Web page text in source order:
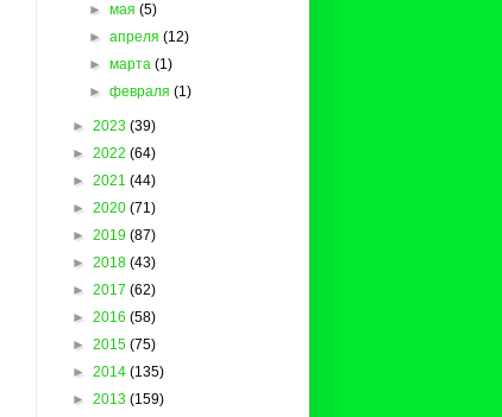
►мая(5)
►апреля(12)
►марта(1)
►февраля(1)
► 2023 (39)
► 2022 (64)
► 2021 (44)
► 2020 (71)
► 2019 (87)
► 2018 (43)
► 2017 (62)
► 2016 (58)
► 2015 (75)
► 2014 (135)
► 2013 (159)